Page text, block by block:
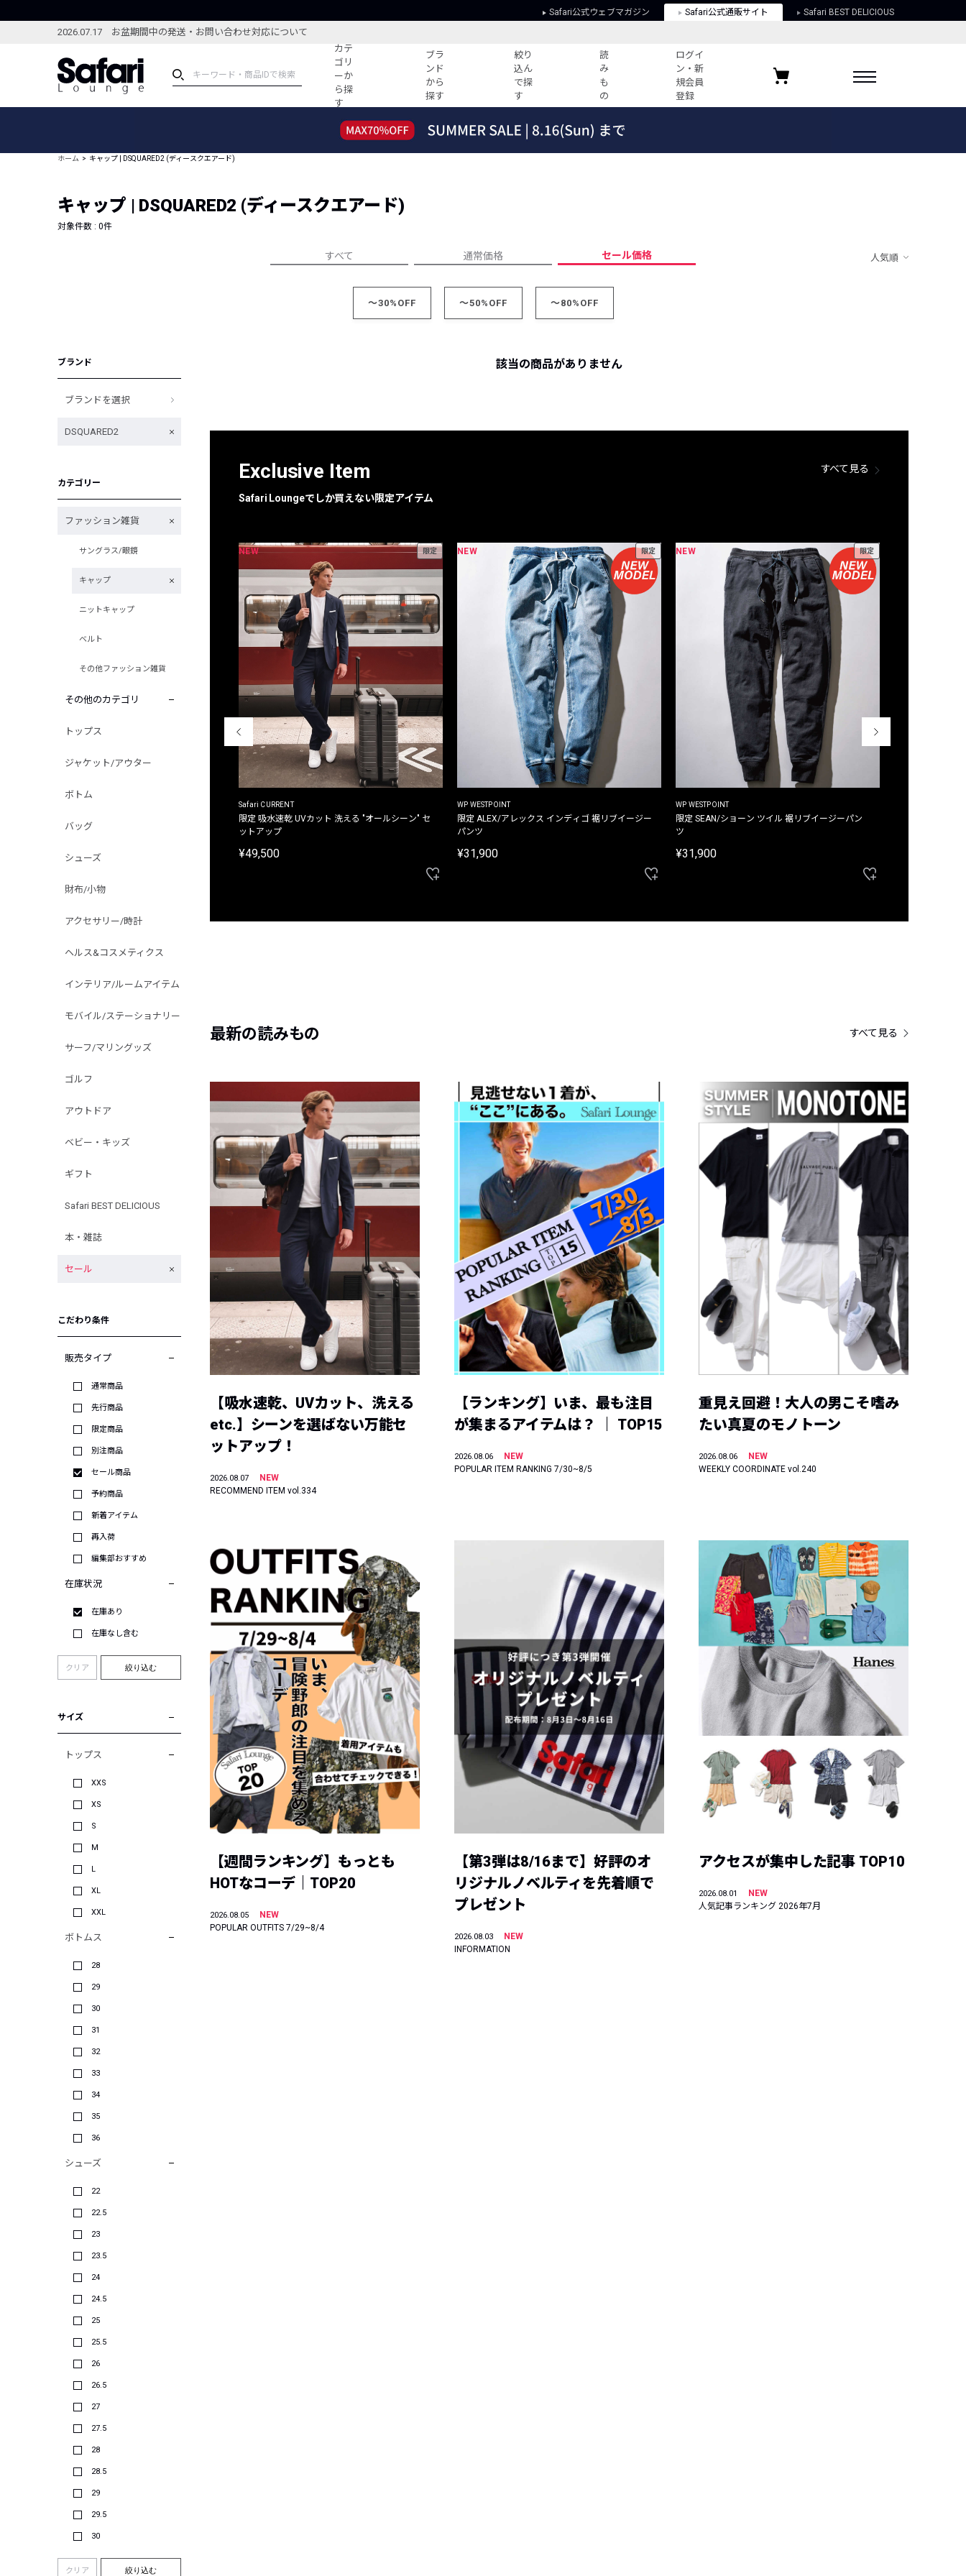
Safari公式ウェブマガジン Safari公式通販サイト Safari BEST DELICIOUS
2026.07.17 お盆期間中の発送・お問い合わせ対応について
カテ
ゴリ
ーか
ら探
す
ブラ
ンド
から
探す
絞り
込ん
で探
す
読
み
も
の
ログイ
ン・新
規会員
登録
ブランドから探す
新着アイテム
編集部のおすすめアイテム
特集記事
コーディネート
すべての記事
人気記事ランキング
ウィークリーコーデ
プライバシーポリシー
お気に入りブランド
ホーム キャップ | DSQUARED2 (ディースクエアード)
キャップ | DSQUARED2 (ディースクエアード)
対象件数 : 0件
すべて 通常価格 セール価格 人気順
～30%OFF ～50%OFF ～80%OFF
ブランド
ブランドを選択
DSQUARED2
カテゴリー
ファッション雑貨
サングラス/眼鏡
キャップ
ニットキャップ
ベルト
その他ファッション雑貨
その他のカテゴリ
トップス
ジャケット/アウター
ボトム
バッグ
シューズ
財布/小物
アクセサリー/時計
ヘルス&コスメティクス
インテリア/ルームアイテム
モバイル/ステーショナリー
サーフ/マリングッズ
ゴルフ
アウトドア
ベビー・キッズ
ギフト
Safari BEST DELICIOUS
本・雑誌
セール
こだわり条件
販売タイプ
通常商品
先行商品
限定商品
別注商品
セール商品
予約商品
新着アイテム
再入荷
編集部おすすめ
在庫状況
在庫あり
在庫なし含む
クリア 絞り込む
サイズ
トップス
XXS
XS
S
M
L
XL
XXL
ボトムス
28
29
30
31
32
33
34
35
36
シューズ
22
22.5
23
23.5
24
24.5
25
25.5
26
26.5
27
27.5
28
28.5
29
29.5
30
クリア 絞り込む
該当の商品がありません
Exclusive Item
Safari Loungeでしか買えない限定アイテム
すべて見る
NEW 限定
Safari CURRENT
限定 吸水速乾 UVカット 洗える "オールシーン" セ
ットアップ
¥49,500
NEW 限定
WP WESTPOINT
限定 ALEX/アレックス インディゴ 裾リブイージー
パンツ
¥31,900
NEW 限定
WP WESTPOINT
限定 SEAN/ショーン ツイル 裾リブイージーパン
ツ
¥31,900
最新の読みもの すべて見る
【吸水速乾、UVカット、洗える
etc.】シーンを選ばない万能セ
ットアップ！
2026.08.07
NEW
RECOMMEND ITEM vol.334
【ランキング】いま、最も注目
が集まるアイテムは？ ｜ TOP15
2026.08.06
NEW
POPULAR ITEM RANKING 7/30~8/5
重見え回避！大人の男こそ嗜み
たい真夏のモノトーン
2026.08.06
NEW
WEEKLY COORDINATE vol.240
【週間ランキング】もっとも
HOTなコーデ｜TOP20
2026.08.05
NEW
POPULAR OUTFITS 7/29~8/4
【第3弾は8/16まで】好評のオ
リジナルノベルティを先着順で
プレゼント
2026.08.03
NEW
INFORMATION
アクセスが集中した記事 TOP10
2026.08.01
NEW
人気記事ランキング 2026年7月